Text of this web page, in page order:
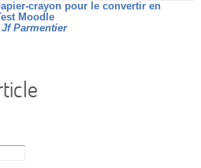
crayon pour le convertir en
Moodle
Jf Parmentier